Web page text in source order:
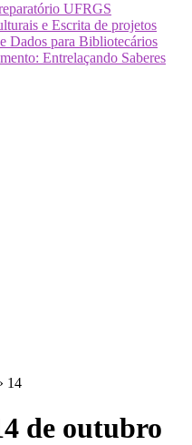
UFRGS
e Escrita de projetos
Dados para Bibliotecários
Entrelaçando Saberes
14
de outubro